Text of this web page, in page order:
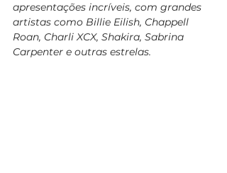
apresentações incríveis, com grandes
artistas como Billie Eilish, Chappell
Roan, Charli XCX, Shakira, Sabrina
Carpenter e outras estrelas.